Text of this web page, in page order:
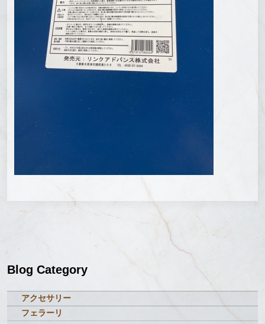
Blog Category
アクセサリー
フェラーリ